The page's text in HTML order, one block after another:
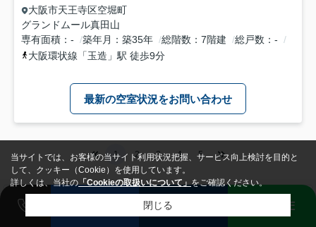
大阪市天王寺区空堀町
グランドムール真田山
専有面積
- 築年月 築35年 総階数 7階建 総戸数
-
大阪環状線 「玉造 」駅 徒歩9分
最新の空室状況をお問い合わせ
1 2 3 4 5
来店予約 LINE
当サイトでは、お客様の当サイト利用状況把握、サービス向上検討を目的と
して、クッキー（Cookie）を使用しています。
詳しくは、当社の「Cookieの取扱いについて」をご確認ください。
閉じる